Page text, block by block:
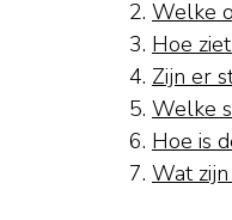
Welke
Hoe
Zijn er
Welke
Hoe is
Wat